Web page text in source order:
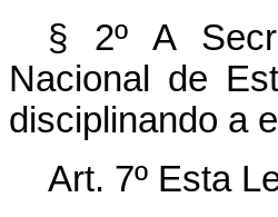
§ 2º A
Nacional de
disciplinando a
Art. 7º Esta